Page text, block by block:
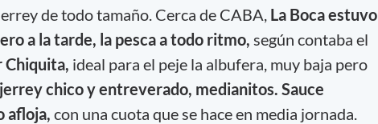
de todo tamaño. Cerca de CABA, La Boca estuvo
a la tarde, la pesca a todo ritmo, según contaba el
Chiquita, ideal para el peje la albufera, muy baja pero
chico y entreverado, medianitos. Sauce
afloja, con una cuota que se hace en media jornada.